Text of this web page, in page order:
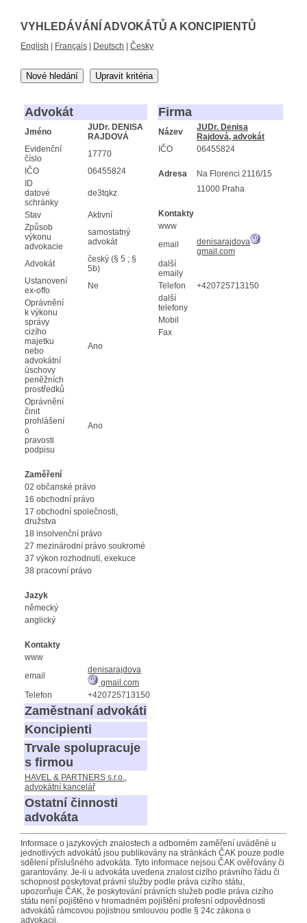
VYHLEDÁVÁNÍ ADVOKÁTŮ A KONCIPIENTŮ
English Français Deutsch Česky
Nové hledání Upravit kritéria
Advokát
Jméno
JUDr. DENISA
RAJDOVÁ
Evidenční
číslo
17770
IČO
06455824
ID
datové
schránky
de3tqkz
Stav
Aktivní
Způsob
výkonu
advokacie
samostatný
advokát
Advokát
český (§ 5 ; §
5b)
Ustanovení
ex-offo
Ne
Oprávnění
k výkonu
správy
cizího
majetku
nebo
advokátní
úschovy
peněžních
prostředků
Ano
Oprávnění
činit
prohlášení
o
pravosti
podpisu
Ano
Zaměření
02 občanské právo
16 obchodní právo
17 obchodní společnosti,
družstva
18 insolvenční právo
27 mezinárodní právo soukromé
37 výkon rozhodnutí, exekuce
38 pracovní právo
Jazyk
německý
anglický
Kontakty
www
email
denisarajdova
gmail.com
Telefon
+420725713150
Zaměstnaní advokáti
Koncipienti
Trvale spolupracuje
s firmou
HAVEL & PARTNERS s.r.o.,
advokátní kancelář
Ostatní činnosti
advokáta
Firma
Název
JUDr. Denisa
Rajdová, advokát
IČO
06455824
Adresa
Na Florenci 2116/15
11000 Praha
Kontakty
www
email
denisarajdova
gmail.com
další
emaily
Telefon
+420725713150
další
telefony
Mobil
Fax
Informace o jazykových znalostech a odborném zaměření uváděné u
jednotlivých advokátů jsou publikovány na stránkách ČAK pouze podle
sdělení příslušného advokáta. Tyto informace nejsou ČAK ověřovány či
garantovány. Je-li u advokáta uvedena znalost cizího právního řádu či
schopnost poskytovat právní služby podle práva cizího státu,
upozorňuje ČAK, že poskytování právních služeb podle práva cizího
státu není pojištěno v hromadném pojištění profesní odpovědnosti
advokátů rámcovou pojistnou smlouvou podle § 24c zákona o
advokacii.